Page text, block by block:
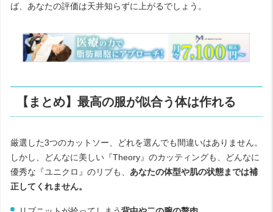
ば、あなたの評価は天井知らずに上がるでしょう。
【まとめ】最高の服が似合う体は作れる
厳選した3つのカットソー、どれを選んでも間違いはありません。
しかし、どんなに美しい『Theory』のカッティングも、どんなに
優秀な『ユニクロ』のリブも、 あなたの体型や肌の状態までは補
正してくれません。